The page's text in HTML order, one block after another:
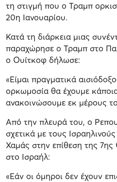
τη στιγμή που ο Τραμπ
20η Ιανουαρίου.
Κατά τη διάρκεια μιας
παραχώρησε ο Τραμπ στο
ο Ουίτκοφ δήλωσε:
«Είμαι πραγματικά
ορκωμοσία θα έχουμε
ανακοινώσουμε εκ μέρους
Από την πλευρά του, ο
σχετικά με τους
Χαμάς στην επίθεση της
στο Ισραήλ:
«Εάν οι όμηροι δεν έχουν